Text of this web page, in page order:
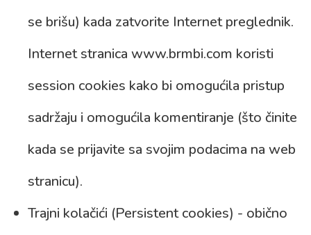
se brišu) kada zatvorite Internet preglednik.
Internet stranica www.brmbi.com koristi
session cookies kako bi omogućila pristup
sadržaju i omogućila komentiranje (što činite
kada se prijavite sa svojim podacima na web
stranicu).
Trajni kolačići (Persistent cookies) - obično